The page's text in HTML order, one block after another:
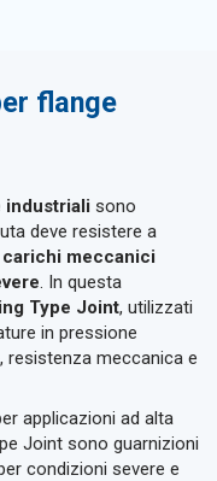
flange
industriali sono
deve resistere a
meccanici
. In questa
Type Joint, utilizzati
in pressione
resistenza meccanica e
applicazioni ad alta
Joint sono guarnizioni
condizioni severe e